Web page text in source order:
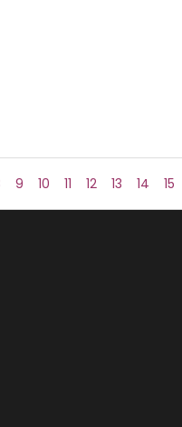
9 10 11 12 13 14 15